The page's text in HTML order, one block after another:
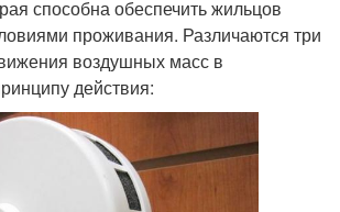
способна обеспечить жильцов
проживания. Различаются три
воздушных масс в
действия: